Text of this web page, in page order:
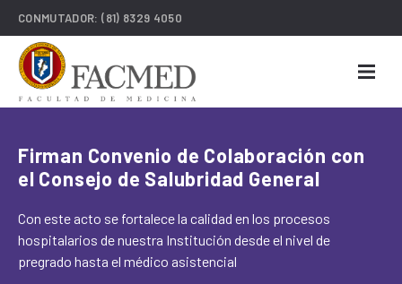
CONMUTADOR:(81) 8329 4050
Firman Convenio de Colaboración con
el Consejo de Salubridad General
Con este acto se fortalece la calidad en los procesos
hospitalarios de nuestra Institución desde el nivel de
pregrado hasta el médico asistencial